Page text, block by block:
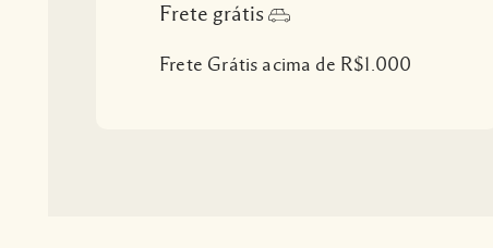
Frete grátis
Frete Grátis acima de R$1.000